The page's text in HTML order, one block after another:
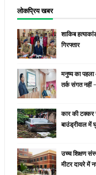
लोकप्रिय खबर
शाकिब
गिरफ्तार
मनुष्य का पहला
तर्क संगत नहीं
कार की टक्कर
बाउंड्रीवाल में
उच्च शिक्षण
मीटर दायरे में